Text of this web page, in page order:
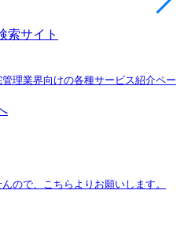
索サイト
理業界向けの各種サービス紹介ペー
ので、こちらよりお願いします。